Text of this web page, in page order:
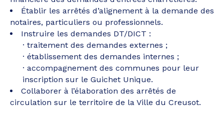
Établir les arrêtés d’alignement à la demande des
notaires, particuliers ou professionnels.
Instruire les demandes DT/DICT :
traitement des demandes externes ;
établissement des demandes internes ;
accompagnement des communes pour leur
inscription sur le Guichet Unique.
Collaborer à l’élaboration des arrêtés de
circulation sur le territoire de la Ville du Creusot.